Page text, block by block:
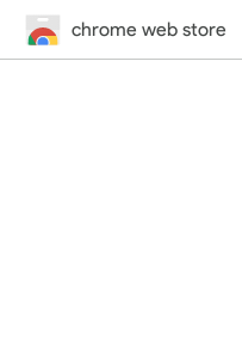
chrome web store